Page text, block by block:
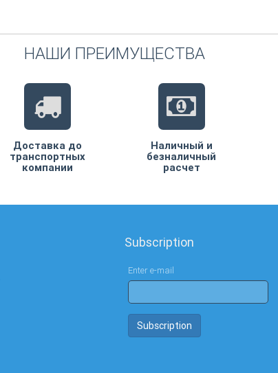
НАШИ ПРЕИМУЩЕСТВА
Доставка до
транспортных
компании
Наличный и
безналичный
расчет
Subscription
Enter e-mail
Subscription